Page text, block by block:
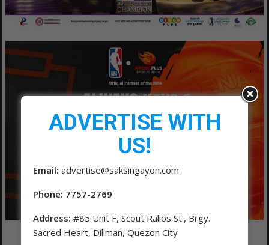
ADVERTISE WITH
US!
Email: advertise@saksingayon.com
Phone: 7757-2769
Address: #85 Unit F, Scout Rallos St., Brgy.
Sacred Heart, Diliman, Quezon City